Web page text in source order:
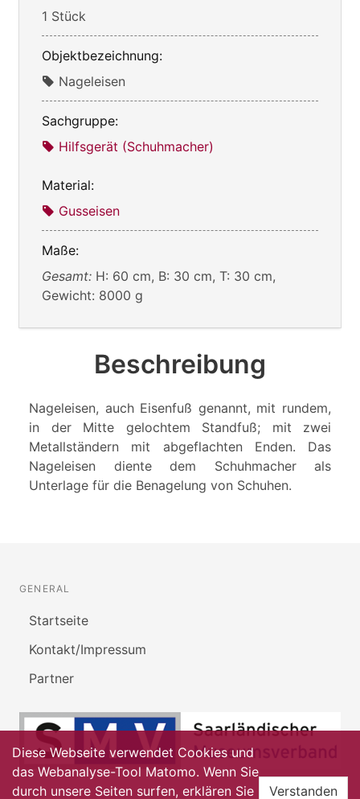
1 Stück
Objektbezeichnung:
Nageleisen
Sachgruppe:
Hilfsgerät (Schuhmacher)
Material:
Gusseisen
Maße:
Gesamt: H: 60 cm, B: 30 cm, T: 30 cm,
Gewicht: 8000 g
Beschreibung
Nageleisen, auch Eisenfuß genannt, mit rundem,
in der Mitte gelochtem Standfuß; mit zwei
Metallständern mit abgeflachten Enden. Das
Nageleisen diente dem Schuhmacher als
Unterlage für die Benagelung von Schuhen.
GENERAL
Startseite
Kontakt/Impressum
Partner
Diese Webseite verwendet Cookies und
das Webanalyse-Tool Matomo. Wenn Sie
durch unsere Seiten surfen, erklären Sie
Verstanden